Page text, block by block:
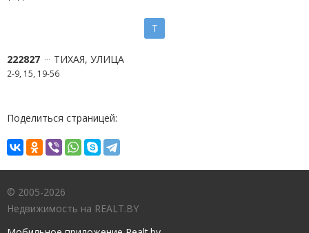
Т
222827 ТИХАЯ, УЛИЦА
2-9, 15, 19-56
Поделиться страницей:
© 2005-2026
Недвижимость на REALT.BY